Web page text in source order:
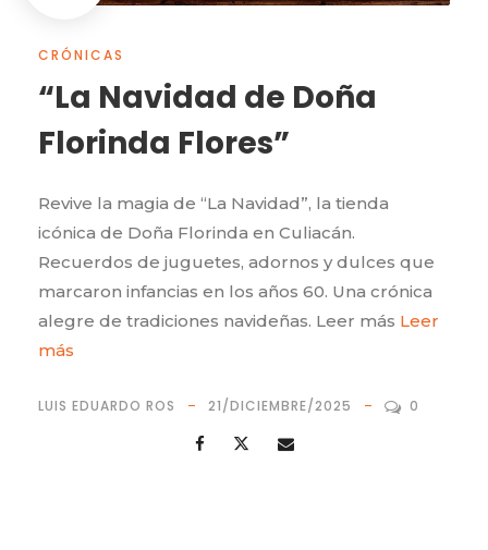
CRÓNICAS
“La Navidad de Doña
Florinda Flores”
Revive la magia de “La Navidad”, la tienda
icónica de Doña Florinda en Culiacán.
Recuerdos de juguetes, adornos y dulces que
marcaron infancias en los años 60. Una crónica
alegre de tradiciones navideñas. Leer más Leer
más
LUIS EDUARDO ROS 21/DICIEMBRE/2025 0